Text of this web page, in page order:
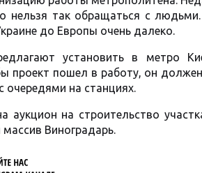
нельзя так обращаться с
до Европы очень далеко.
установить в метро
проект пошел в работу, он
на станциях.
на строительство
Виноградарь.